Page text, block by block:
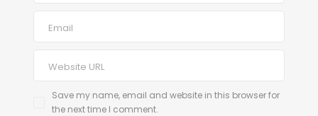
Save my name, email and website in this browser for
the next time I comment.